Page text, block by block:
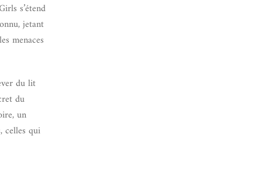
s’étend
jetant
menaces
du lit
du
un
celles qui